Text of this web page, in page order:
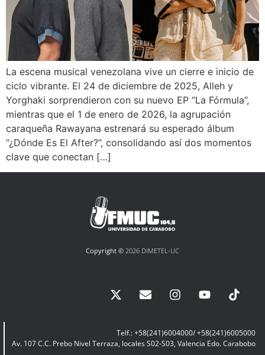
La escena musical venezolana vive un cierre e inicio de
ciclo vibrante. El 24 de diciembre de 2025, Alleh y
Yorghaki sorprendieron con su nuevo EP “La Fórmula”,
mientras que el 1 de enero de 2026, la agrupación
caraqueña Rawayana estrenará su esperado álbum
“¿Dónde Es El After?”, consolidando así dos momentos
clave que conectan […]
Copyright © 2026 DIMETEL-UC
Telf.: +58(241)6004000/ +58(241)6005000
Av. 107 C.C. Prebo Nivel Terraza, locales S02-S03, Valencia Edo. Carabobo